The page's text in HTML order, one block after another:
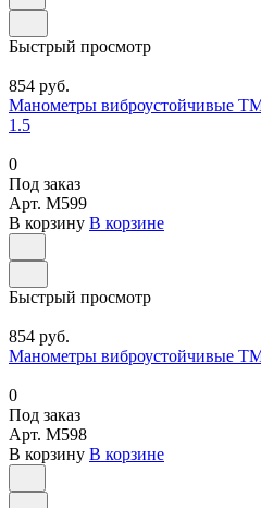
Быстрый просмотр
854 руб.
Манометры виброустойчивые
1.5
0
Под заказ
Арт. M599
В корзину В корзине
Быстрый просмотр
854 руб.
Манометры виброустойчивые
0
Под заказ
Арт. M598
В корзину В корзине